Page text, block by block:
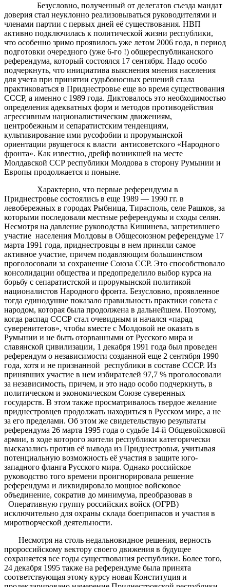
Безусловно, полученный от делегатов съезда мандат
доверия стал неуклонно реализовываться руководителями и
членами партии с первых дней её существования. НВП
активно подключилась к политической жизни республики,
что особенно зримо проявилось уже летом 2006 года, в период
подготовки очередного (уже 6-го !) общереспубликанского
референдума, который состоялся 17 сентября. Надо особо
подчеркнуть, что инициатива выяснения мнения населения
для учета при принятии судьбоносных решений стала
практиковаться в Приднестровье еще во время существования
СССР, а именно с 1989 года. Диктовалось это необходимостью
определения адекватных форм и методов противодействия
агрессивным националистическим движениям,
центробежным и сепаратистским тенденциям,
культивирование ими русофобии и прорумынской
ориентации рвущегося к власти антисоветского «Народного
фронта». Как известно, дрейф возникшей на месте
Молдавской ССР республики Молдова в сторону Румынии и
Европы продолжается и поныне.
Характерно, что первые референдумы в
Приднестровье состоялись в еще 1989 — 1990 гг. в
левобережных в городах Рыбница, Тирасполь, селе Рашков, за
которыми последовали местные референдумы и сходы селян.
Несмотря на давление руководства Кишинева, запретившего
участие населения Молдовы в Общесоюзном референдуме 17
марта 1991 года, приднестровцы в нем приняли самое
активное участие, причем подавляющим большинством
проголосовали за сохранение Союза ССР. Это способствовало
консолидации общества и предопределило выбор курса на
борьбу с сепаратистской и прорумынской политикой
националистов Народного фронта. Безусловно, проявленное
тогда единодушие показало правильность практики совета с
народом, которая была продолжена в дальнейшем. Поэтому,
когда распад СССР стал очевидным и начался «парад
суверенитетов», чтобы вместе с Молдовой не оказать в
Румынии и не быть оторванными от Русского мира и
славянской цивилизации, 1 декабря 1991 года был проведен
референдум о независимости созданной еще 2 сентября 1990
года, хотя и не признанной республики в составе СССР. Из
принявших участие в нем избирателей 97,7 % проголосовали
за независимость, причем, и это надо особо подчеркнуть, в
политическом и экономическом Союзе суверенных
государств. В этом также просматривалось твердое желание
приднестровцев продолжать находиться в Русском мире, а не
за его пределами. Об этом же свидетельствую результаты
референдума 26 марта 1995 года о судьбе 14-й Общевойсковой
армии, в ходе которого жители республики категорически
высказались против её вывода из Приднестровья, учитывая
потенциальную возможность её участия в защите юго-
западного фланга Русского мира. Однако российское
руководство того времени проигнорировала решение
референдума и ликвидировало мощное войсковое
объединение, сократив до минимума, преобразовав в
Оперативную группу российских войск (ОГРВ)
исключительно для охраны склада боеприпасов и участия в
миротворческой деятельности.
Несмотря на столь недальновидное решения, верность
пророссийскому вектору своего движения в будущее
сохраняется все годы существования республики. Более того,
24 декабря 1995 также на референдуме была принята
соответствующая этому курсу новая Конституция и